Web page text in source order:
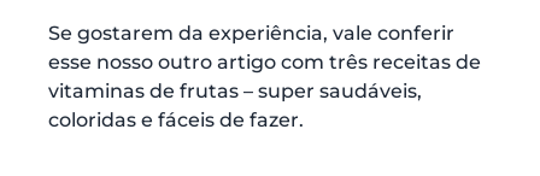
Se gostarem da experiência, vale conferir
esse nosso outro artigo com três receitas de
vitaminas de frutas – super saudáveis,
coloridas e fáceis de fazer.